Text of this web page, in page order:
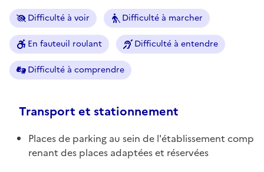
Difficulté à voir Difficulté à marcher
En fauteuil roulant Difficulté à entendre
Difficulté à comprendre
Transport et stationnement
Places de parking au sein de l'établissement comp
renant des places adaptées et réservées